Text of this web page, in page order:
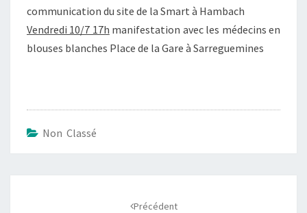
communication du site de la Smart à Hambach
Vendredi 10/7 17h manifestation avec les médecins en
blouses blanches Place de la Gare à Sarreguemines
Non Classé
Précédent